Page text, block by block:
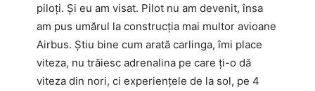
piloți. Și eu am visat. Pilot nu am devenit, însa
am pus umărul la construcția mai multor avioane
Airbus. Știu bine cum arată carlinga, îmi place
viteza, nu trăiesc adrenalina pe care ți-o dă
viteza din nori, ci experiențele de la sol, pe 4